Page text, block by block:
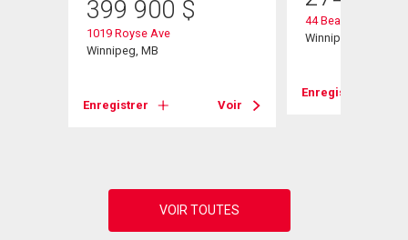
399 900 $
1019 Royse Ave
Winnipeg, MB
Enregistrer Voir
44 Beaumont Bay
Winnipeg, MB
Enregistrer